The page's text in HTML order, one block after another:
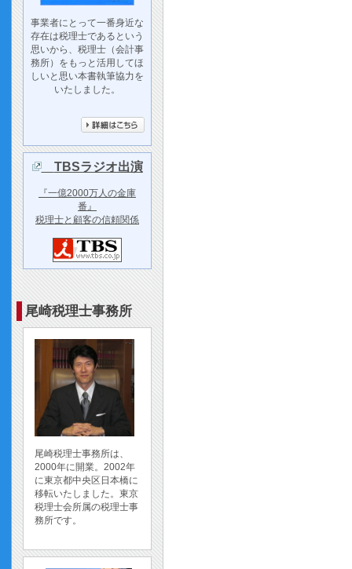
事業者にとって一番身近な
存在は税理士であるという
思いから、税理士（会計事
務所）をもっと活用してほ
しいと思い本書執筆協力を
いたしました。
TBSラジオ出演
『一億2000万人の金庫
番』
税理士と顧客の信頼関係
尾崎税理士事務所
尾崎税理士事務所は、
2000年に開業。2002年
に東京都中央区日本橋に
移転いたしました。東京
税理士会所属の税理士事
務所です。